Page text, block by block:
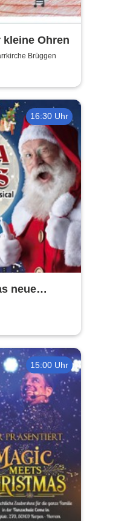
Ohren
Brüggen
16:30 Uhr
neue
(nicht
15:00 Uhr